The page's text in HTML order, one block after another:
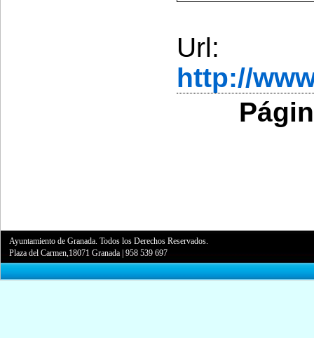
Url:
http://
Ayuntamiento de Granada. Todos los Derechos Reservados.
Plaza del Carmen,18071 Granada |958 539 697